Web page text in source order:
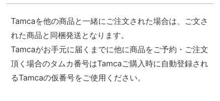
Tamcaを他の商品と一緒にご注文された場合は、ご文さ
れた商品と同梱発送となります。
Tamcaがお手元に届くまでに他に商品をご予約・ご注文
頂く場合のタムカ番号はTamcaご購入時に自動登録され
るTamcaの仮番号をご使用ください。